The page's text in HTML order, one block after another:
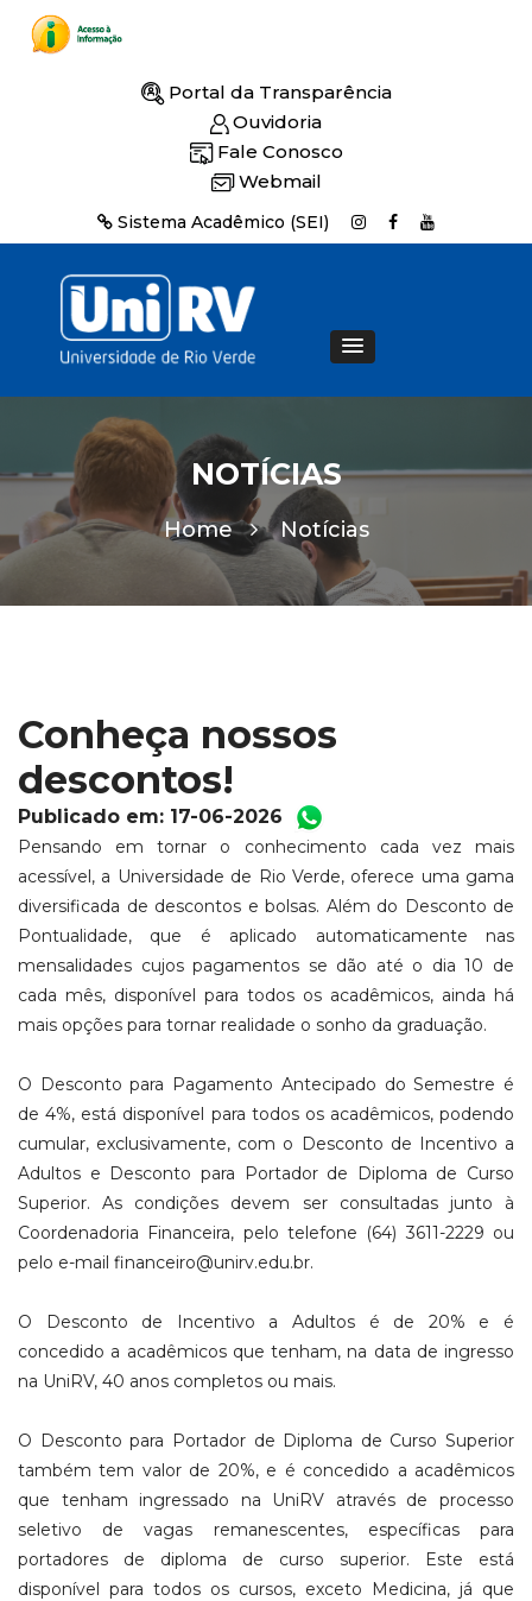
Portal da Transparência
Ouvidoria
Fale Conosco
Webmail
Sistema Acadêmico (SEI)
NOTÍCIAS
Home Notícias
Conheça nossos
descontos!
Publicado em: 17-06-2026
Pensando em tornar o conhecimento cada vez mais
acessível, a Universidade de Rio Verde, oferece uma gama
diversificada de descontos e bolsas. Além do Desconto de
Pontualidade, que é aplicado automaticamente nas
mensalidades cujos pagamentos se dão até o dia 10 de
cada mês, disponível para todos os acadêmicos, ainda há
mais opções para tornar realidade o sonho da graduação.
O Desconto para Pagamento Antecipado do Semestre é
de 4%, está disponível para todos os acadêmicos, podendo
cumular, exclusivamente, com o Desconto de Incentivo a
Adultos e Desconto para Portador de Diploma de Curso
Superior. As condições devem ser consultadas junto à
Coordenadoria Financeira, pelo telefone (64) 3611-2229 ou
pelo e-mail financeiro@unirv.edu.br.
O Desconto de Incentivo a Adultos é de 20% e é
concedido a acadêmicos que tenham, na data de ingresso
na UniRV, 40 anos completos ou mais.
O Desconto para Portador de Diploma de Curso Superior
também tem valor de 20%, e é concedido a acadêmicos
que tenham ingressado na UniRV através de processo
seletivo de vagas remanescentes, específicas para
portadores de diploma de curso superior. Este está
disponível para todos os cursos, exceto Medicina, já que